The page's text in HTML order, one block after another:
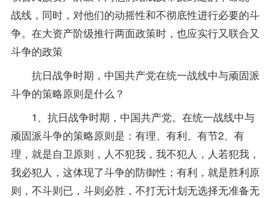
战线，同时，对他们的动摇性和不彻底性进行必要的斗
争。在大资产阶级推行两面政策时，也应实行又联合又
斗争的政策
抗日战争时期，中国共产党在统一战线中与顽固派
斗争的策略原则是什么？
1、抗日战争时期，中国共产党。在统一战线中与
顽固派斗争的策略原则是：有理、有利、有节2、有
理，就是自卫原则，人不犯我，我不犯人，人若犯我，
我必犯人，这体现了斗争的防御性；有利，就是胜利原
则，不斗则已，斗则必胜，不打无计划无选择无准备无